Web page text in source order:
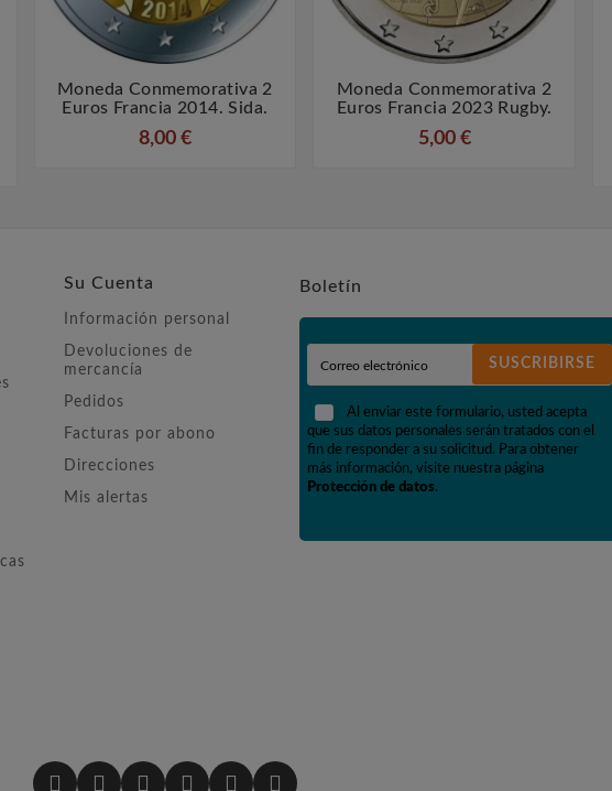
 
Moneda Conmemorativa 2
Euros Francia 2014. Sida.
8,00 €
 
Moneda Conmemorativa 2
Euros Francia 2023 Rugby.
5,00 €
Su Cuenta
Información personal
Devoluciones de
mercancía
Pedidos
Facturas por abono
Direcciones
Mis alertas
Boletín
SUSCRIBIRSE
Al enviar este formulario, usted acepta
que sus datos personales serán tratados con el
fin de responder a su solicitud. Para obtener
más información, visite nuestra página
Protección de datos.